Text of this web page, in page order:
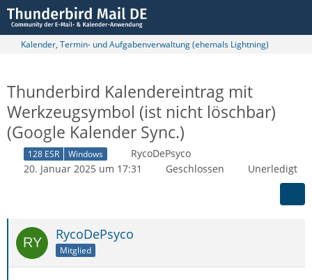
Kalender, Termin- und Aufgabenverwaltung (ehemals Lightning)
Thunderbird Kalendereintrag mit
Werkzeugsymbol (ist nicht löschbar)
(Google Kalender Sync.)
128 ESR Windows
RycoDePsyco
20. Januar 2025 um 17:31
Geschlossen Unerledigt
RycoDePsyco
Mitglied